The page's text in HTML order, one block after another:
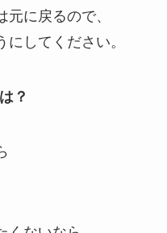
に戻るので、
にしてください。
？